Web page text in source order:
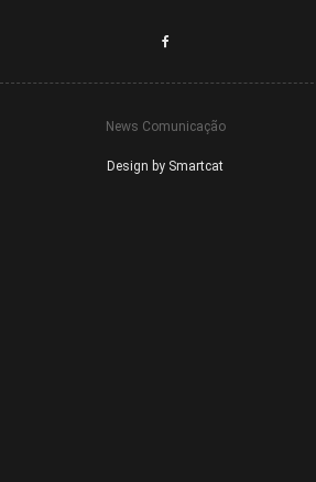
News Comunicação
Design by Smartcat